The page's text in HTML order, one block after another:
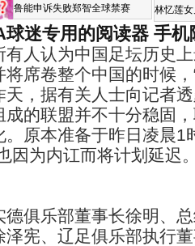
鲁能申诉失败郑智全球禁赛
林忆莲
球迷专用的阅读器 手机
认为中国足坛历史上
将席卷整个中国的时候
天，据有关人士向记者
成的联盟并不十分稳固
。原本准备于昨日凌晨1
因为内讧而将计划延迟
乐部董事长徐明、总
泽宪、辽足俱乐部执行